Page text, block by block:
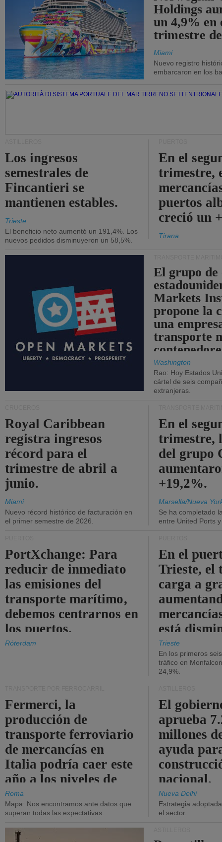
Holdings
un 4,9% en
trimestre
Miami
Nuevo registro
embarcaron en los
Los ingresos
semestrales de
Fincantieri se
mantienen estables.
Trieste
El beneficio neto aumentó un 191,4%. Los
nuevos pedidos disminuyeron un 58,5%.
En el
trimestre,
puertos
creció un
Tirana
El grupo de
Markets
propone la
una
transporte
Washington
Rao: Hoy Estados
cártel de seis
extranjeras.
Royal Caribbean
registra ingresos
récord para el
trimestre de abril a
junio.
Miami
Nuevo récord histórico de facturación en
el primer semestre de 2026.
En el
trimestre,
del grupo
+19,2%.
Marsella/Nueva
Se ha completado
entre United Ports
PortXchange: Para
reducir de inmediato
las emisiones del
transporte marítimo,
debemos centrarnos en
los puertos.
Róterdam
En el
Trieste, el
carga a
está
Trieste
En los primeros
tráfico en
24,9%.
Fermerci, la
producción de
transporte ferroviario
de mercancías en
Italia podría caer este
año a los niveles de
2015.
Roma
Mapa: Nos encontramos ante datos que
superan todas las expectativas.
El
aprueba
millones
ayuda
nacional.
Nueva Delhi
Estrategia
el sector.